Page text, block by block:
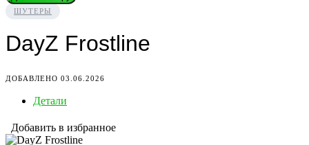
ШУТЕРЫ
DayZ Frostline
ДОБАВЛЕНО 03.06.2026
Детали
Добавить в избранное